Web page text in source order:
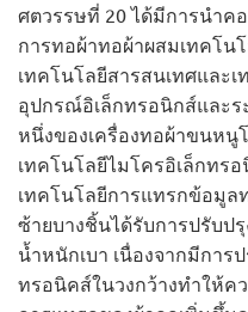
ศตวรรษที่ 20 ได้มีการนำค
การทอผ้าทอผ้าผสมเทคโน
เทคโนโลยีสารสนเทศและ
อุปกรณ์อิเล็กทรอนิกส์และ
หนึ่งของเครื่องทอผ้าขนหนู
เทคโนโลยีไมโครอิเล็กทร
เทคโนโลยีการแทรกข้อมู
ซ้ายบางชิ้นได้รับการปรับป
น้ำหนักเบา เนื่องจากมีการ
ทรอนิคส์ในวงกว้างทำให้ค